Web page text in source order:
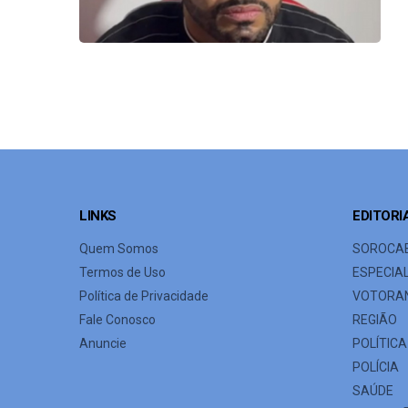
LINKS
Quem Somos
Termos de Uso
Política de Privacidade
Fale Conosco
Anuncie
REGIÃO
POLÍTICA
POLÍCIA
SAÚDE